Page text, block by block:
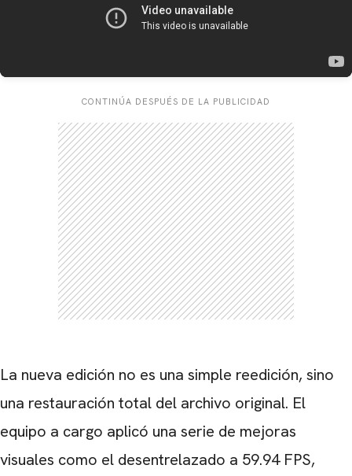
CONTINÚA DESPUÉS DE LA PUBLICIDAD
La nueva edición no es una simple reedición, sino
una restauración total del archivo original. El
equipo a cargo aplicó una serie de mejoras
visuales como el desentrelazado a 59.94 FPS,